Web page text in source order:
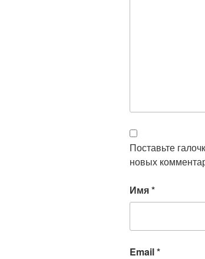
Поставьте
новых
Имя*
Email*